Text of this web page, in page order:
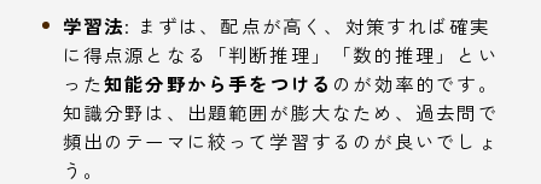
学習法: まずは、配点が高く、対策すれば確実
に得点源となる「判断推理」「数的推理」とい
った知能分野から手をつける のが効率的です。
知識分野は、出題範囲が膨大なため、過去問で
頻出のテーマに絞って学習するのが良いでしょ
う。